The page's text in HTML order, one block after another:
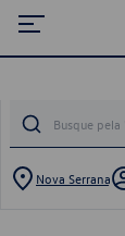
Nova Serrana